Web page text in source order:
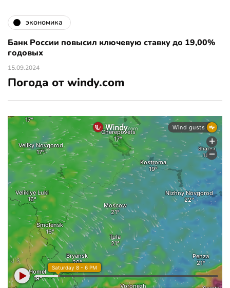
экономика
Банк России повысил ключевую ставку до 19,00%
годовых
15.09.2024
Погода от windy.com